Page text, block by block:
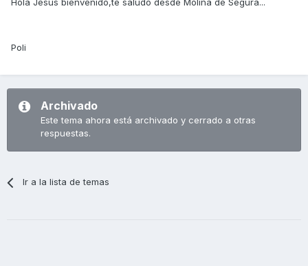
Hola Jesús bienvenido,te saludo desde Molina de Segura...
Poli
Archivado
Este tema ahora está archivado y cerrado a otras
respuestas.
Ir a la lista de temas